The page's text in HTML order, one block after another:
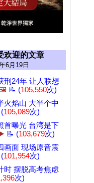
欢迎的文章
6月19日
刑24年 让人联想
📝 (105,550次)
火焰山 大半个中
(105,089次)
首曝光 台湾是下
📝 (103,679次)
画面 现场原音震
(101,954次)
时 摆脱高考焦虑
次)